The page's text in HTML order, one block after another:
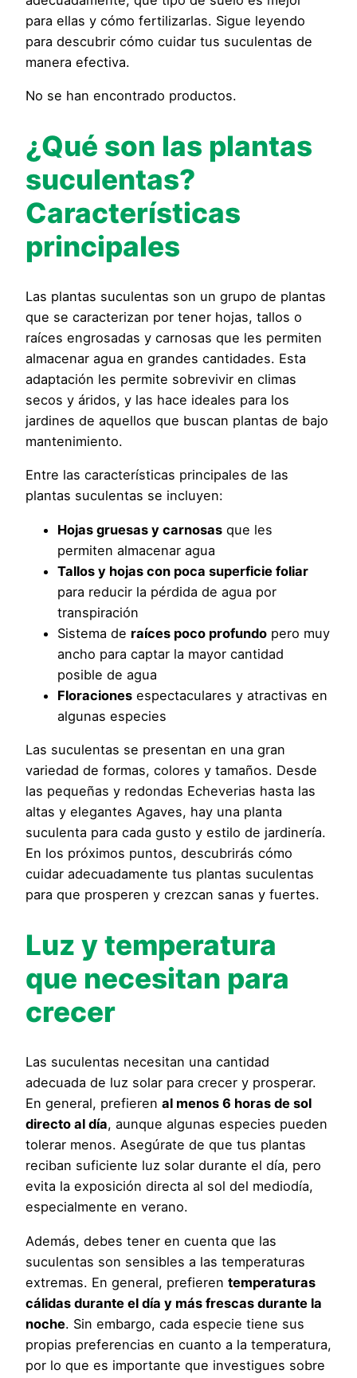
para ellas y cómo fertilizarlas. Sigue leyendo
para descubrir cómo cuidar tus suculentas de
manera efectiva.
No se han encontrado productos.
¿Qué son las plantas
suculentas?
Características
principales
Las plantas suculentas son un grupo de plantas
que se caracterizan por tener hojas, tallos o
raíces engrosadas y carnosas que les permiten
almacenar agua en grandes cantidades. Esta
adaptación les permite sobrevivir en climas
secos y áridos, y las hace ideales para los
jardines de aquellos que buscan plantas de bajo
mantenimiento.
Entre las características principales de las
plantas suculentas se incluyen:
Hojas gruesas y carnosas que les
permiten almacenar agua
Tallos y hojas con poca superficie foliar
para reducir la pérdida de agua por
transpiración
Sistema de raíces poco profundo pero muy
ancho para captar la mayor cantidad
posible de agua
Floraciones espectaculares y atractivas en
algunas especies
Las suculentas se presentan en una gran
variedad de formas, colores y tamaños. Desde
las pequeñas y redondas Echeverias hasta las
altas y elegantes Agaves, hay una planta
suculenta para cada gusto y estilo de jardinería.
En los próximos puntos, descubrirás cómo
cuidar adecuadamente tus plantas suculentas
para que prosperen y crezcan sanas y fuertes.
Luz y temperatura
que necesitan para
crecer
Las suculentas necesitan una cantidad
adecuada de luz solar para crecer y prosperar.
En general, prefieren al menos 6 horas de sol
directo al día, aunque algunas especies pueden
tolerar menos. Asegúrate de que tus plantas
reciban suficiente luz solar durante el día, pero
evita la exposición directa al sol del mediodía,
especialmente en verano.
Además, debes tener en cuenta que las
suculentas son sensibles a las temperaturas
extremas. En general, prefieren temperaturas
cálidas durante el día y más frescas durante la
noche. Sin embargo, cada especie tiene sus
propias preferencias en cuanto a la temperatura,
por lo que es importante que investigues sobre